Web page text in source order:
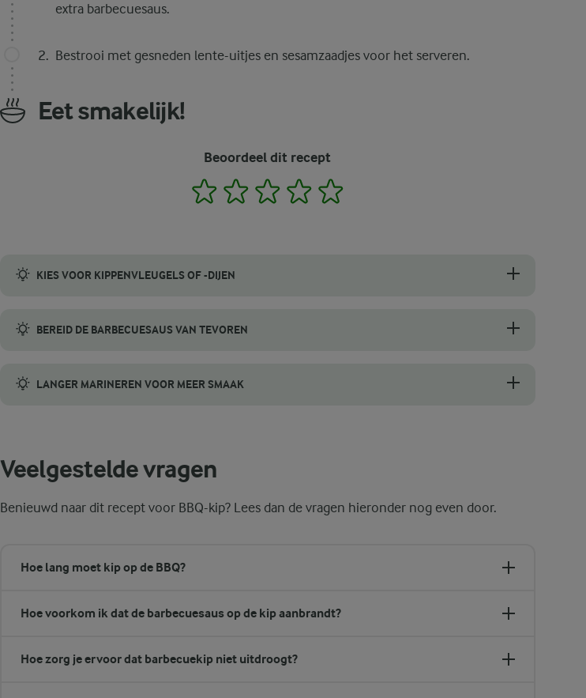
extra barbecuesaus.
Bestrooi met gesneden lente-uitjes en sesamzaadjes voor het serveren.
Eet smakelijk!
Beoordeel dit recept
1 2 3 4
KIES VOOR KIPPENVLEUGELS OF -DIJEN
BEREID DE BARBECUESAUS VAN TEVOREN
LANGER MARINEREN VOOR MEER SMAAK
Veelgestelde vragen
Benieuwd naar dit recept voor BBQ-kip? Lees dan de vragen hieronder nog even door.
Hoe lang moet kip op de BBQ?
Hoe voorkom ik dat de barbecuesaus op de kip aanbrandt?
Hoe zorg je ervoor dat barbecuekip niet uitdroogt?